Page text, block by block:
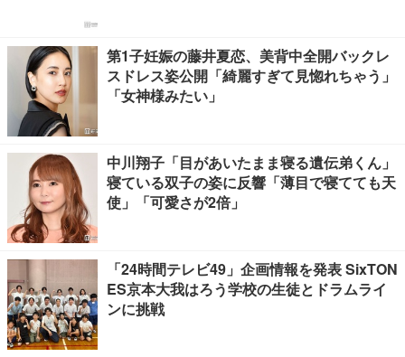
第1子妊娠の藤井夏恋、美背中全開バックレ
スドレス姿公開「綺麗すぎて見惚れちゃう」
「女神様みたい」
中川翔子「目があいたまま寝る遺伝弟くん」
寝ている双子の姿に反響「薄目で寝てても天
使」「可愛さが2倍」
「24時間テレビ49」企画情報を発表 SixTON
ES京本大我はろう学校の生徒とドラムライ
ンに挑戦